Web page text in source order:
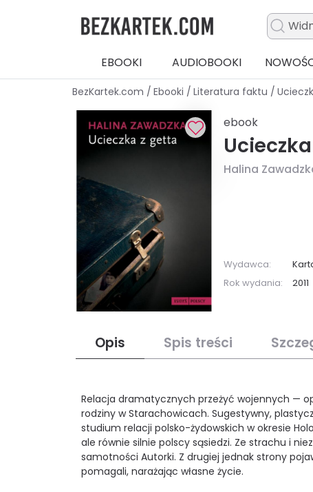
EBOOKI AUDIOBOOKI
BezKartek.com / Ebooki / Literatura faktu /
ebook
Halina
Wydawca:
Rok wydania:
2011
Opis Spis treści
Relacja dramatycznych przeżyć wojennych —
rodziny w Starachowicach. Sugestywny,
studium relacji polsko-żydowskich w okresie
ale równie silnie polscy sąsiedzi. Ze strachu i
samotności Autorki. Z drugiej jednak strony
pomagali, narażając własne życie.